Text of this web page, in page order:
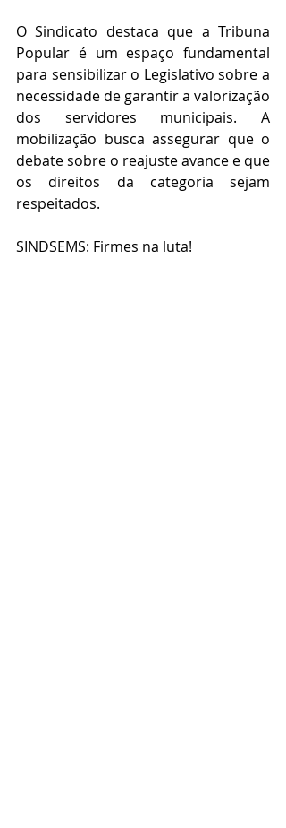
O Sindicato destaca que a Tribuna
Popular é um espaço fundamental
para sensibilizar o Legislativo sobre a
necessidade de garantir a valorização
dos servidores municipais. A
mobilização busca assegurar que o
debate sobre o reajuste avance e que
os direitos da categoria sejam
respeitados.
SINDSEMS: Firmes na luta!